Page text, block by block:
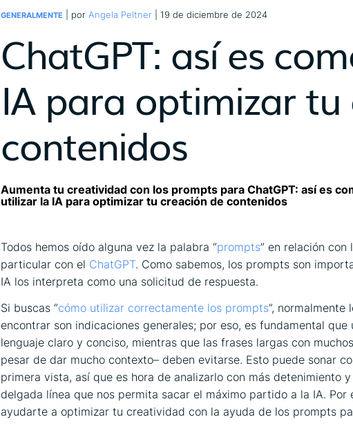
GENERALMENTE | por Angela Peltner | 19 de diciembre de 2024
ChatGPT: así es
IA para optimizar
contenidos
Aumenta tu creatividad con los prompts para ChatGPT: así es
utilizar la IA para optimizar tu creación de contenidos
Todos hemos oído alguna vez la palabra “prompts” en relación con
particular con el ChatGPT. Como sabemos, los prompts son
IA los interpreta como una solicitud de respuesta.
Si buscas “cómo utilizar correctamente los prompts”, normalmente
encontrar son indicaciones generales; por eso, es fundamental que
lenguaje claro y conciso, mientras que las frases largas con
pesar de dar mucho contexto– deben evitarse. Esto puede sonar
primera vista, así que es hora de analizarlo con más detenimiento
delgada línea que nos permita sacar el máximo partido a la IA. Por
ayudarte a optimizar tu creatividad con la ayuda de los prompts